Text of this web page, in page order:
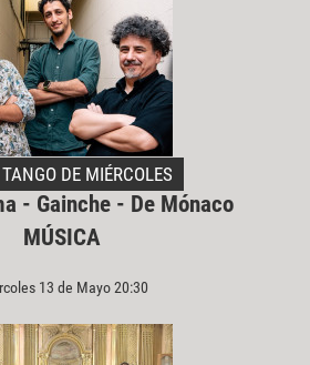
DE MIÉRCOLES
- Gainche - De Mónaco
MÚSICA
13 de Mayo 20:30